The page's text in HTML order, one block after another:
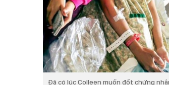
Đã có lúc Colleen muốn đốt chứng